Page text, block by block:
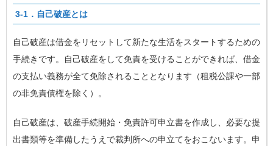
3-1．自己破産とは
自己破産は借金をリセットして新たな生活をスタートするための
手続きです。自己破産をして免責を受けることができれば、借金
の支払い義務が全て免除されることとなります（租税公課や一部
の非免責債権を除く）。
自己破産は、破産手続開始・免責許可申立書を作成し、必要な提
出書類等を準備したうえで裁判所への申立てをおこないます。申